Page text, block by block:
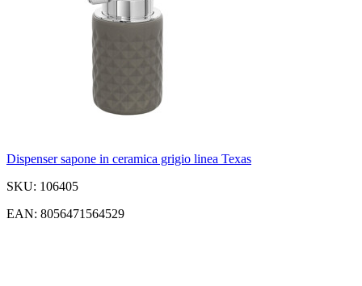
Dispenser sapone in ceramica grigio linea Texas
SKU: 106405
EAN: 8056471564529